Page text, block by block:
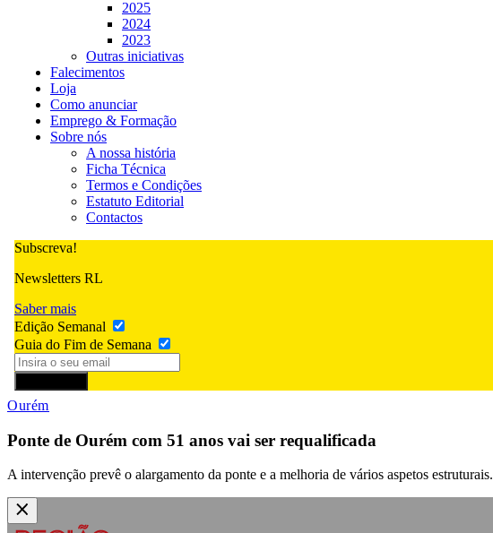
2025
2024
2023
Outras iniciativas
Falecimentos
Loja
Como anunciar
Emprego & Formação
Sobre nós
A nossa história
Ficha Técnica
Termos e Condições
Estatuto Editorial
Contactos
Subscreva!
Newsletters RL
Saber mais
Edição Semanal
Guia do Fim de Semana
Ourém
Ponte de Ourém com 51 anos vai ser requalificada
A intervenção prevê o alargamento da ponte e a melhoria de vários aspetos estruturais.